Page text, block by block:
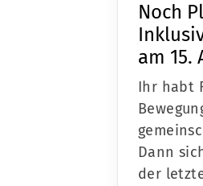
Noch
am 15.
Ihr habt
Dann
der